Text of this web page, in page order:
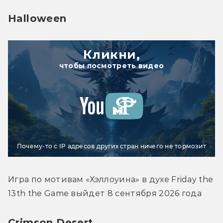
Halloween
Кликни,
чтобы посмотреть видео
Почему-то с IP адресов других стран ничего не тормозит
Игра по мотивам «Хэллоуина» в духе Friday the